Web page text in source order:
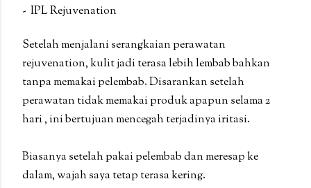
- IPL Rejuvenation
Setelah menjalani serangkaian perawatan
rejuvenation, kulit jadi terasa lebih lembab bahkan
tanpa memakai pelembab. Disarankan setelah
perawatan tidak memakai produk apapun selama 2
hari , ini bertujuan mencegah terjadinya iritasi.
Biasanya setelah pakai pelembab dan meresap ke
dalam, wajah saya tetap terasa kering.